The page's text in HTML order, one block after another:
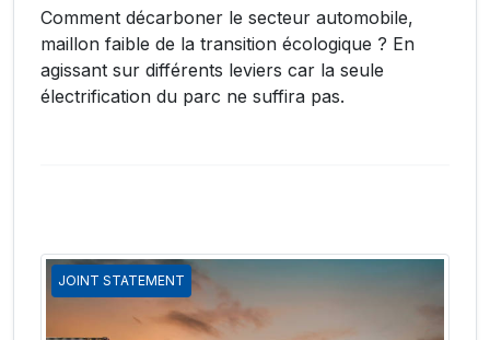
Comment décarboner le secteur automobile,
maillon faible de la transition écologique ? En
agissant sur différents leviers car la seule
électrification du parc ne suffira pas.
JOINT STATEMENT